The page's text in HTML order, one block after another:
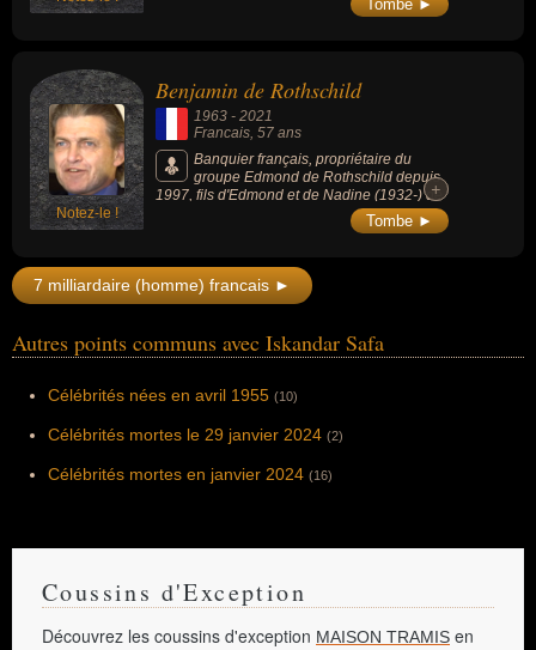
Tombe ►
Notez-le !
Benjamin de Rothschild
1963 - 2021
Francais , 57 ans
Banquier français, propriétaire du
groupe Edmond de Rothschild depuis
1997, fils d'Edmond et de Nadine (1932-) de
Rothschild, marié à Ariane de Rothschild.
Passionné de voile, il fonde Gitana Team en
niveau du groupe familial. Il est également
l'actionnaire majoritaire de site d'information
Slate.fr. Le magazine Challenges le classe
+
+
Tombe ►
7 milliardaire (homme) francais ►
Autres points communs avec Iskandar Safa
Célébrités nées en avril 1955 (10)
Célébrités mortes le 29 janvier 2024 (2)
Célébrités mortes en janvier 2024 (16)
Coussins d'Exception
Découvrez les coussins d'exception MAISON TRAMIS en